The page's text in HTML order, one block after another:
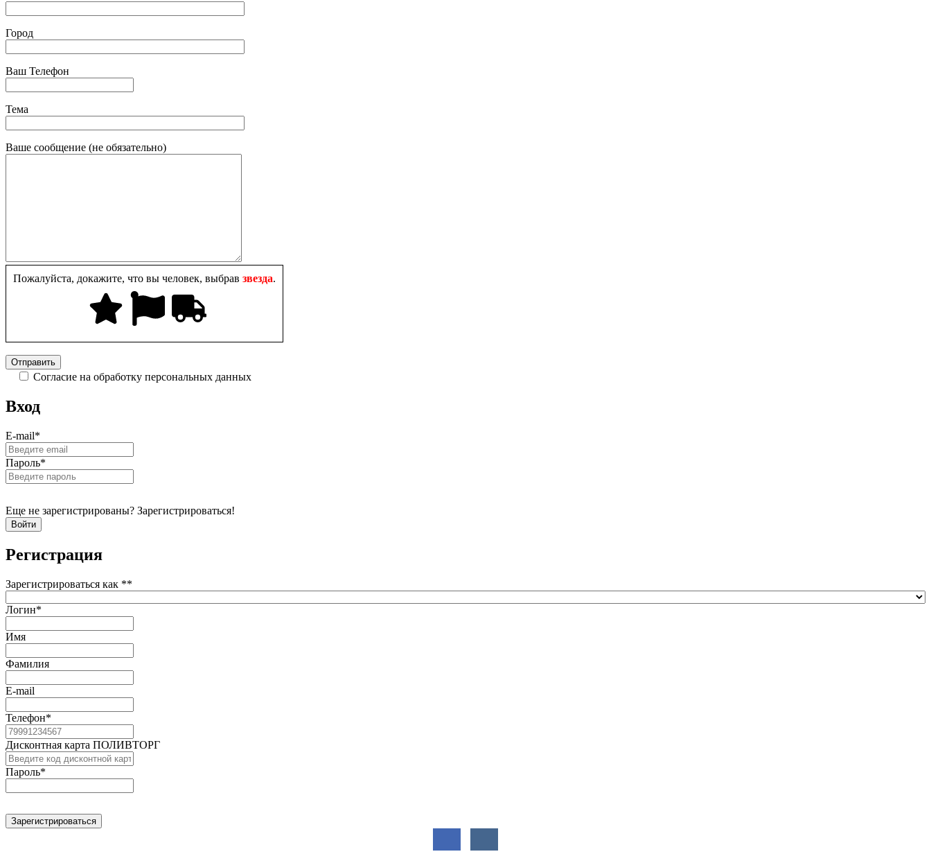
Город
Ваш Телефон
Тема
Ваше сообщение (не обязательно)
Пожалуйста, докажите, что вы человек, выбрав звезда.
Согласие на обработку персональных данных
Вход
E-mail*
Пароль*
Еще не зарегистрированы? Зарегистрироваться!
Регистрация
Зарегистрироваться как **
Логин*
Имя
Фамилия
E-mail
Телефон*
Дисконтная карта ПОЛИВТОРГ
Пароль*